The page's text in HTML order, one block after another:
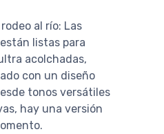
al río: Las
listas para
acolchadas,
con un diseño
tonos versátiles
hay una versión